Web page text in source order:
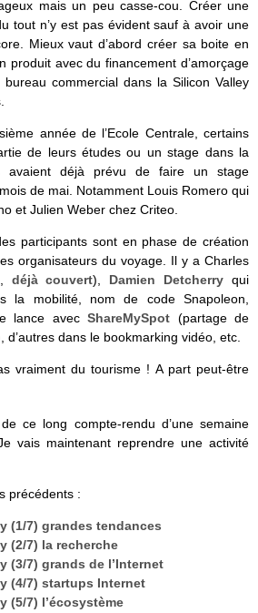
mais un peu casse-cou. Créer une
tout n’y est pas évident sauf à avoir une
Mieux vaut d’abord créer sa boite en
produit avec du financement d’amorçage
bureau commercial dans la Silicon Valley
année de l’Ecole Centrale, certains
de leurs études ou un stage dans la
avaient déjà prévu de faire un stage
de mai. Notamment Louis Romero qui
et Julien Weber chez Criteo.
participants sont en phase de création
organisateurs du voyage. Il y a Charles
déjà couvert), Damien Detcherry qui
la mobilité, nom de code Snapoleon,
lance avec ShareMySpot (partage de
d’autres dans le bookmarking vidéo, etc.
vraiment du tourisme ! A part peut-être
ce long compte-rendu d’une semaine
vais maintenant reprendre une activité
précédents :
(1/7) grandes tendances
(2/7) la recherche
(3/7) grands de l’Internet
(4/7) startups Internet
(5/7) l’écosystème